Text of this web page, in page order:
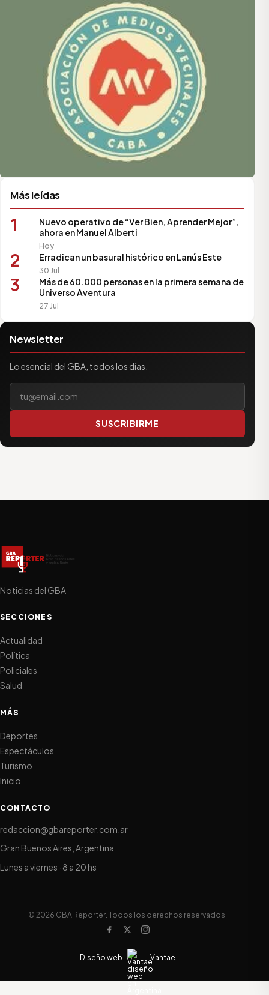
Más leídas
1
Nuevo operativo de “Ver Bien, Aprender Mejor”,
ahora en Manuel Alberti
Hoy
2 Erradican un basural histórico en Lanús Este
30 Jul
3
Más de 60.000 personas en la primera semana de
Universo Aventura
27 Jul
Newsletter
Lo esencial del GBA, todos los días.
SUSCRIBIRME
Noticias del GBA
SECCIONES
Actualidad
Política
Policiales
Salud
MÁS
Deportes
Espectáculos
Turismo
Inicio
CONTACTO
redaccion@gbareporter.com.ar
Gran Buenos Aires, Argentina
Lunes a viernes · 8 a 20 hs
© 2026 GBA Reporter. Todos los derechos reservados.
Diseño web Vantae